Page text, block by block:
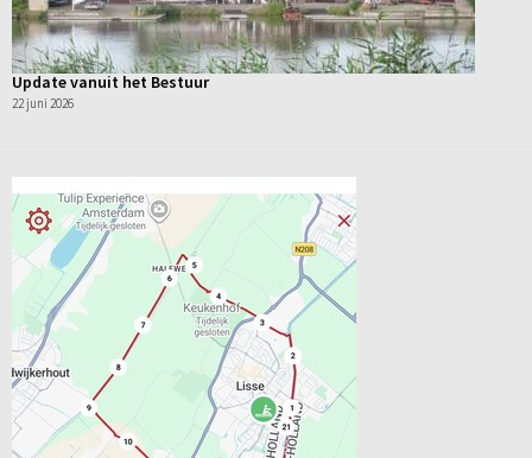
Update vanuit het Bestuur
22 juni 2026